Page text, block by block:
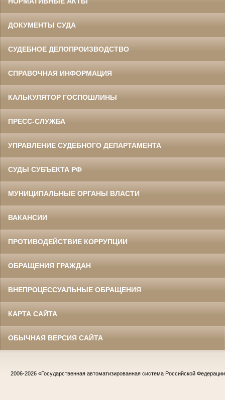
ДОКУМЕНТЫ СУДА
СУДЕБНОЕ ДЕЛОПРОИЗВОДСТВО
СПРАВОЧНАЯ ИНФОРМАЦИЯ
КАЛЬКУЛЯТОР ГОСПОШЛИНЫ
ПРЕСС-СЛУЖБА
УПРАВЛЕНИЕ СУДЕБНОГО ДЕПАРТАМЕНТА
СУДЫ СУБЪЕКТА РФ
МУНИЦИПАЛЬНЫЕ ОРГАНЫ ВЛАСТИ
ВАКАНСИИ
ПРОТИВОДЕЙСТВИЕ КОРРУПЦИИ
ОБРАЩЕНИЯ ГРАЖДАН
ВНЕПРОЦЕССУАЛЬНЫЕ ОБРАЩЕНИЯ
КАРТА САЙТА
ОБЫЧНАЯ ВЕРСИЯ САЙТА
2006-2026 «Государственная автоматизированная система Российской